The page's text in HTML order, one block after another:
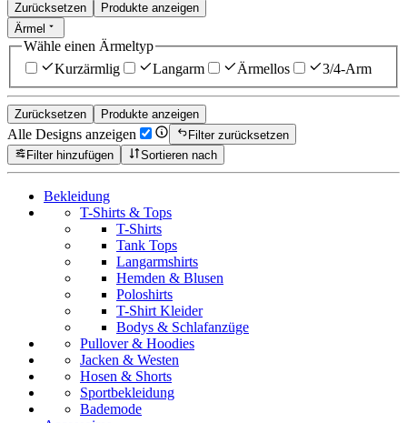
Zurücksetzen
Produkte anzeigen
Ärmel
Wähle einen Ärmeltyp
Kurzärmlig
Langarm Ärmellos 3/4-Arm
Zurücksetzen Produkte anzeigen
Alle Designs anzeigen
Filter zurücksetzen
Filter hinzufügen
Sortieren nach
Bekleidung
T-Shirts & Tops
T-Shirts
Tank Tops
Langarmshirts
Hemden & Blusen
Poloshirts
T-Shirt Kleider
Bodys & Schlafanzüge
Pullover & Hoodies
Jacken & Westen
Hosen & Shorts
Sportbekleidung
Bademode